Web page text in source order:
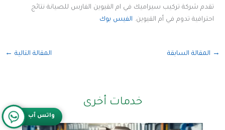
تقدم شركة تركيب سيراميك في ام القيوين الفارس للصيانة نتائج
احترافية تدوم في أم القيوين. الفيس بوك
→ المقالة السابقة المقالة التالية ←
خدمات أخرى
واتس آب